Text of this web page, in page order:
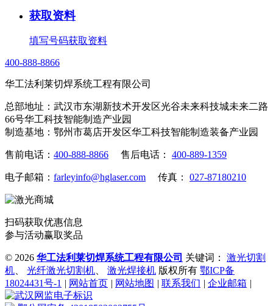
获取资料
填写号码获取资料
400-888-8866
华工法利莱切焊系统工程有限公司
总部地址：武汉市东湖新技术开发区光谷未来科技城未来二路
66号华工科技智能制造产业园
制造基地：鄂州市葛店开发区华工科技智能制造装备产业园
售前电话： 400-888-8866 售后电话： 400-889-1359
电子邮箱： farleyinfo@hglaser.com 传真： 027-87180210
扫码获取优惠信息
参与活动赢取奖品
© 2026 华工法利莱切焊系统工程有限公司 关键词： 激光切割
机
光纤激光切割机 激光焊接机 版权所有 鄂ICP备
18024431号-1 | 网站首页 | 网站地图 | 联系我们 | 企业邮箱 |